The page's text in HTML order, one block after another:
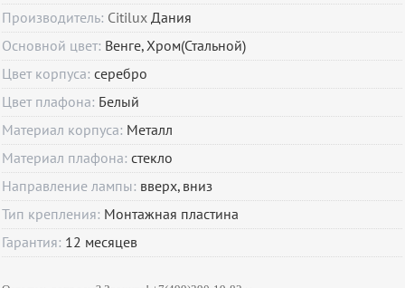
Производитель: Citilux Дания
Основной цвет: Венге, Хром(Стальной)
Цвет корпуса:серебро
Цвет плафона: Белый
Материал корпуса: Металл
Материал плафона:стекло
Направление лампы: вверх, вниз
Тип крепления: Монтажная пластина
Гарантия: 12 месяцев